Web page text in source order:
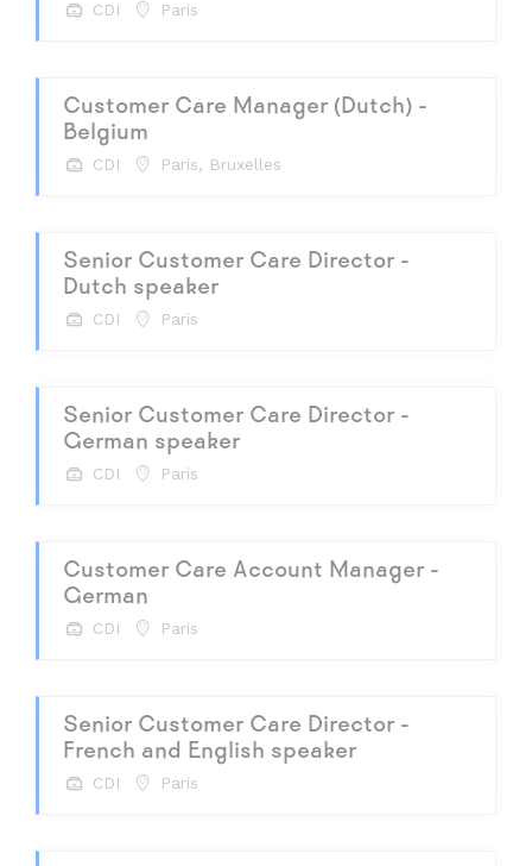
CDI Paris
Customer Care Manager (Dutch) -
Belgium
CDI Paris, Bruxelles
Senior Customer Care Director -
Dutch speaker
CDI Paris
Senior Customer Care Director -
German speaker
CDI Paris
Customer Care Account Manager -
German
CDI Paris
Senior Customer Care Director -
French and English speaker
CDI Paris